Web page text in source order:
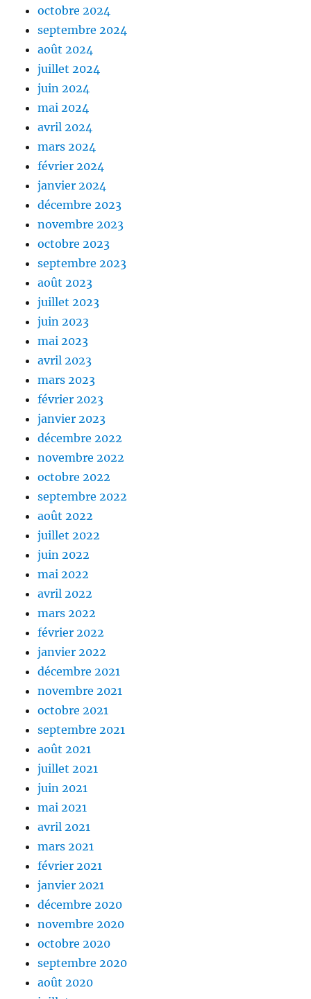
octobre 2024
septembre 2024
août 2024
juillet 2024
juin 2024
mai 2024
avril 2024
mars 2024
février 2024
janvier 2024
décembre 2023
novembre 2023
octobre 2023
septembre 2023
août 2023
juillet 2023
juin 2023
mai 2023
avril 2023
mars 2023
février 2023
janvier 2023
décembre 2022
novembre 2022
octobre 2022
septembre 2022
août 2022
juillet 2022
juin 2022
mai 2022
avril 2022
mars 2022
février 2022
janvier 2022
décembre 2021
novembre 2021
octobre 2021
septembre 2021
août 2021
juillet 2021
juin 2021
mai 2021
avril 2021
mars 2021
février 2021
janvier 2021
décembre 2020
novembre 2020
octobre 2020
septembre 2020
août 2020